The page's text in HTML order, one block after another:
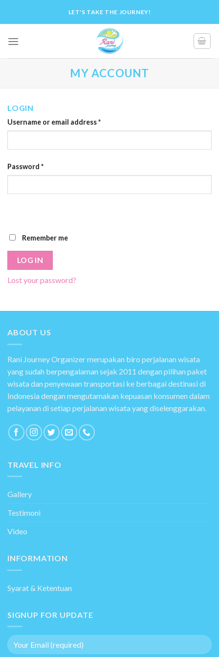
LET'S TAKE THE JOURNEY!
MY ACCOUNT
LOGIN
Username or email address*
Password *
Remember me
LOG IN
Lost your password?
ABOUT US
Rani Journey Organizer merupakan biro perjalanan wisata
yang sudah berpengalaman sejak 2011 dengan pilihan paket
wisata dan penyewaan transportasi ke berbagai destinasi di
Indonesia dengan mengutamakan kepuasan konsumen dalam
pelayanan di setiap perjalanan wisata yang diselenggarakan.
TRAVEL INFO
Gallery
Testimoni
Video
INFORMATION
Syarat & Ketentuan
SIGNUP FOR UPDATE